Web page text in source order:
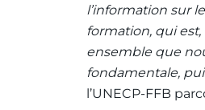
l’information sur
formation, qui est,
ensemble que
fondamentale,
l’UNECP-FFB